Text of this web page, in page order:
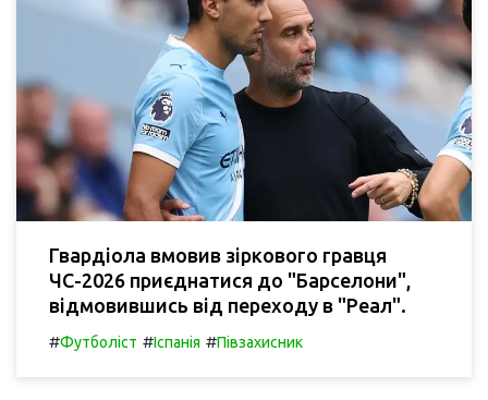
Гвардіола вмовив зіркового гравця
ЧС-2026 приєднатися до "Барселони",
відмовившись від переходу в "Реал".
#Футболіст #Іспанія #Півзахисник